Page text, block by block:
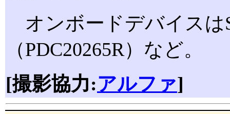
オンボードデバイスは
（PDC20265R）など。
[撮影協力:アルファ]